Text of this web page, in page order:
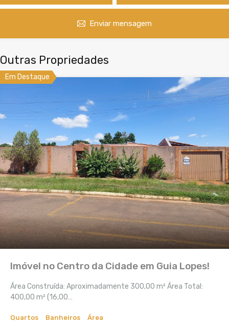
Enviar mensagem
Outras Propriedades
Em Destaque
Imóvel no Centro da Cidade em Guia Lopes!
Área Construída: Aproximadamente 300,00 m² Área Total:
400,00 m² (16,00…
Quartos
Banheiros
Área